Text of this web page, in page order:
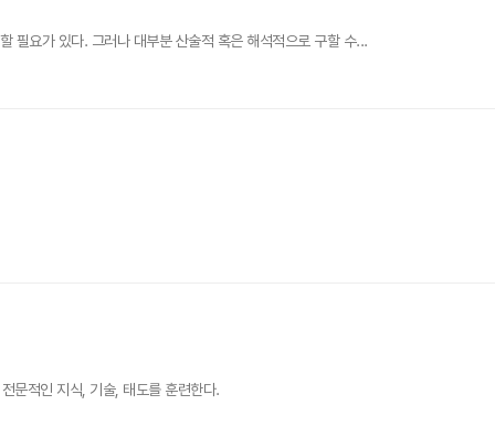
필요가 있다. 그러나 대부분 산술적 혹은 해석적으로 구할 수...
문적인 지식, 기술, 태도를 훈련한다.